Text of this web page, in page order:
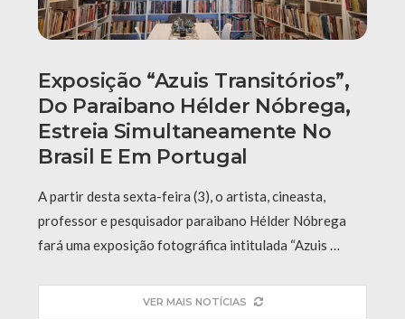
Exposição “Azuis Transitórios”,
Do Paraibano Hélder Nóbrega,
Estreia Simultaneamente No
Brasil E Em Portugal
A partir desta sexta-feira (3), o artista, cineasta,
professor e pesquisador paraibano Hélder Nóbrega
fará uma exposição fotográfica intitulada “Azuis …
VER MAIS NOTÍCIAS